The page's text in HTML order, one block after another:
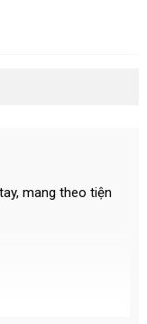
mang theo tiện